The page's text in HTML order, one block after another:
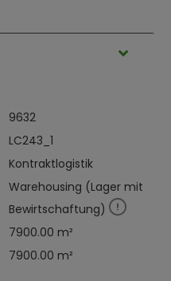
9632
LC243_1
Kontraktlogistik
Warehousing (Lager mit
Bewirtschaftung)
7900.00 m²
7900.00 m²